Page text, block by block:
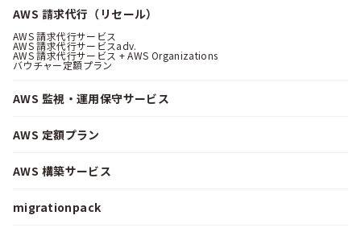
AWS 請求代行（リセール）
AWS 請求代行サービス
AWS 請求代行サービスadv.
AWS 請求代行サービス + AWS Organizations
バウチャー定額プラン
AWS 監視・運用保守サービス
AWS 定額プラン
AWS 構築サービス
migrationpack